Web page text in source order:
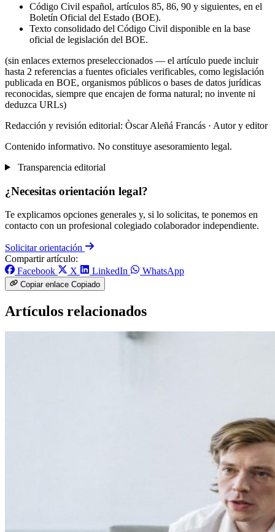
Código Civil español, artículos 85, 86, 90 y siguientes, en el
Boletín Oficial del Estado (BOE).
Texto consolidado del Código Civil disponible en la base
oficial de legislación del BOE.
(sin enlaces externos preseleccionados — el artículo puede incluir
hasta 2 referencias a fuentes oficiales verificables, como legislación
publicada en BOE, organismos públicos o bases de datos jurídicas
reconocidas, siempre que encajen de forma natural; no invente ni
deduzca URLs)
Redacción y revisión editorial: Òscar Aleñá Francás · Autor y editor
Contenido informativo. No constituye asesoramiento legal.
Transparencia editorial
¿Necesitas orientación legal?
Te explicamos opciones generales y, si lo solicitas, te ponemos en
contacto con un profesional colegiado colaborador independiente.
Solicitar orientación
Compartir artículo:
Facebook
X LinkedIn WhatsApp
Copiar enlace Copiado
Artículos relacionados